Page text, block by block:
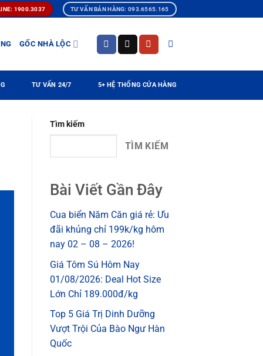
1900.3037 TƯ VẤN BÁN HÀNG: 093.6565.165
GỐC NHÀ LỘC
TƯ VẤN 24/7 5+ HỆ THỐNG CỬA HÀNG
Tìm kiếm
TÌM KIẾM
Bài Viết Gần Đây
Cua biển Năm Căn giá rẻ: Ưu
đãi khủng chỉ 199k/kg hôm
nay 02 – 08 – 2026!
Giá Tôm Sú Hôm Nay
01/08/2026: Deal Hot Size
Lớn Chỉ 189.000đ/kg
Top 5 Giá Trị Dinh Dưỡng
Vượt Trội Của Bào Ngư Hàn
Quốc